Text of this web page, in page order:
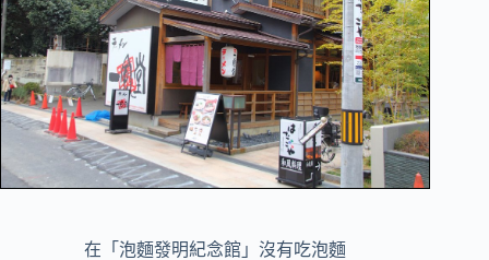
在「泡麵發明紀念館」沒有吃泡麵